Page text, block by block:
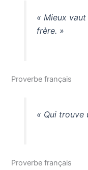
« Mieux vaut
frère. »
Proverbe français
« Qui trouve
Proverbe français